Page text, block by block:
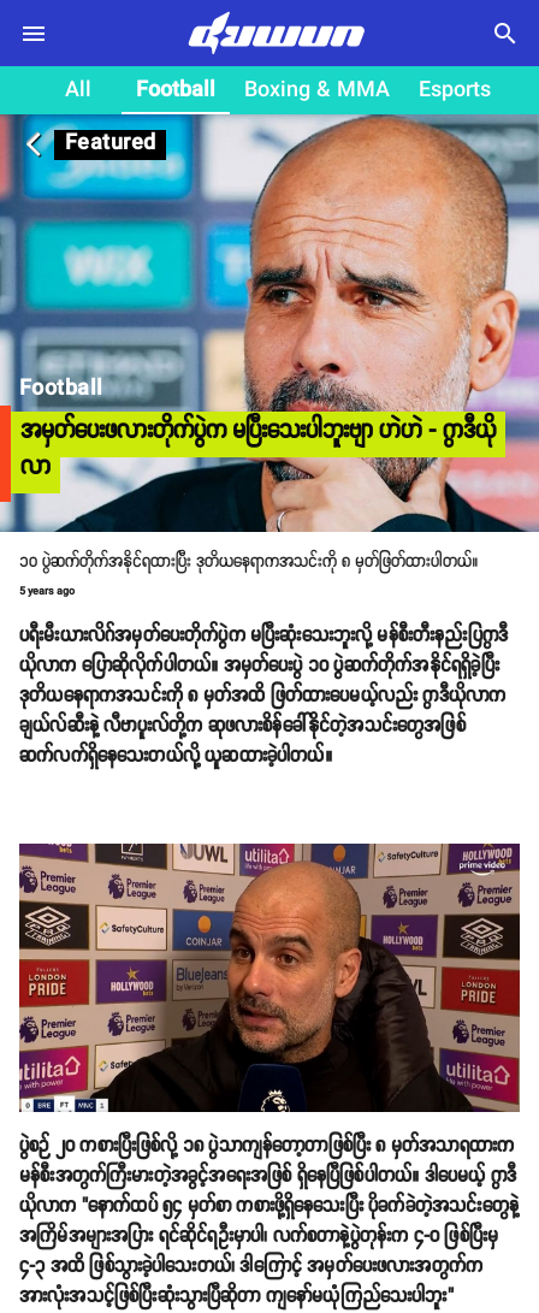
search
All Football Boxing & MMA
Esports
Featured
arrow_back_ios
Football
အမှတ်ပေးဖလားတိုက်ပွဲက မပြီးသေးပါဘူးဗျာ ဟဲဟဲ - ဂွာဒီယို
လာ
၁၀ ပွဲဆက်တိုက်အနိုင်ရထားပြီး ဒုတိယနေရာကအသင်းကို ၈ မှတ်ဖြတ်ထားပါတယ်။
5 years ago
ပရီးမီးယားလိဂ်အမှတ်ပေးတိုက်ပွဲက မပြီးဆုံးသေးဘူးလို့ မန်စီးတီးနည်းပြဂွာဒီ
ယိုလာက ပြောဆိုလိုက်ပါတယ်။ အမှတ်ပေးပွဲ ၁၀ ပွဲဆက်တိုက်အနိုင်ရရှိခဲ့ပြီး
ဒုတိယနေရာကအသင်းကို ၈ မှတ်အထိ ဖြတ်ထားပေမယ့်လည်း ဂွာဒီယိုလာက
ချယ်လ်ဆီးနဲ့ လီဗာပူးလ်တို့က ဆုဖလားစိန်ခေါ်နိုင်တဲ့အသင်းတွေအဖြစ်
ဆက်လက်ရှိနေသေးတယ်လို့ ယူဆထားခဲ့ပါတယ်။
ပွဲစဉ် ၂၀ ကစားပြီးဖြစ်လို့ ၁၈ ပွဲသာကျန်တော့တာဖြစ်ပြီး ၈ မှတ်အသာရထားက
မန်စီးအတွက်ကြီးမားတဲ့အခွင့်အရေးအဖြစ် ရှိနေပြီဖြစ်ပါတယ်။ ဒါပေမယ့် ဂွာဒီ
ယိုလာက "နောက်ထပ် ၅၄ မှတ်စာ ကစားဖို့ရှိနေသေးပြီး ပိုခက်ခဲတဲ့အသင်းတွေနဲ့
အကြိမ်အများအပြား ရင်ဆိုင်ရဦးမှာပါ၊ လက်စတာနဲ့ပွဲတုန်းက ၄-၀ ဖြစ်ပြီးမှ
၄-၃ အထိ ဖြစ်သွားခဲ့ပါသေးတယ်၊ ဒါကြောင့် အမှတ်ပေးဖလားအတွက်က
အားလုံးအသင့်ဖြစ်ပြီးဆုံးသွားပြီဆိုတာ ကျနော်မယုံကြည်သေးပါဘူး"